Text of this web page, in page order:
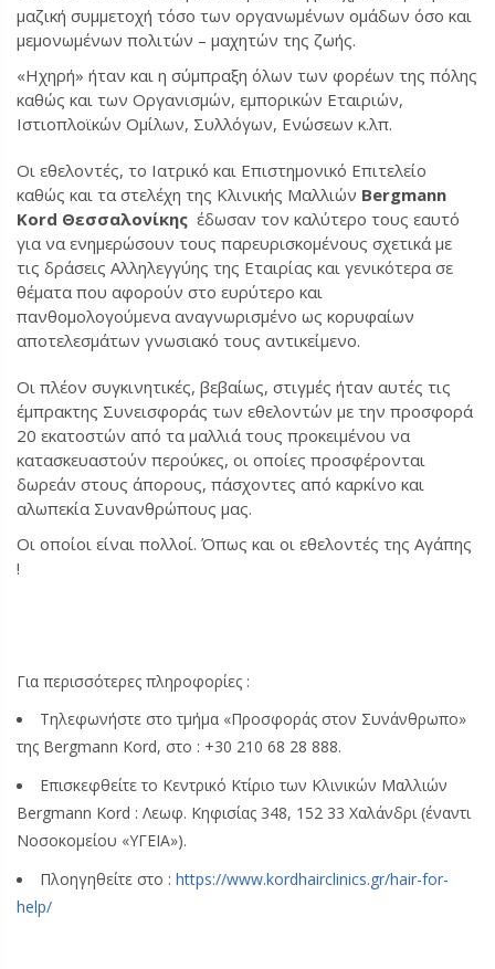
μαζική συμμετοχή τόσο των οργανωμένων ομάδων όσο και
μεμονωμένων πολιτών – μαχητών της ζωής.
«Ηχηρή» ήταν και η σύμπραξη όλων των φορέων της πόλης
καθώς και των Οργανισμών, εμπορικών Εταιριών,
Ιστιοπλοϊκών Ομίλων, Συλλόγων, Ενώσεων κ.λπ.
Οι εθελοντές, το Ιατρικό και Επιστημονικό Επιτελείο
καθώς και τα στελέχη της Κλινικής Μαλλιών Bergmann
Kord Θεσσαλονίκης έδωσαν τον καλύτερο τους εαυτό
για να ενημερώσουν τους παρευρισκομένους σχετικά με
τις δράσεις Αλληλεγγύης της Εταιρίας και γενικότερα σε
θέματα που αφορούν στο ευρύτερο και
πανθομολογούμενα αναγνωρισμένο ως κορυφαίων
αποτελεσμάτων γνωσιακό τους αντικείμενο.
Οι πλέον συγκινητικές, βεβαίως, στιγμές ήταν αυτές τις
έμπρακτης Συνεισφοράς των εθελοντών με την προσφορά
20 εκατοστών από τα μαλλιά τους προκειμένου να
κατασκευαστούν περούκες, οι οποίες προσφέρονται
δωρεάν στους άπορους, πάσχοντες από καρκίνο και
αλωπεκία Συνανθρώπους μας.
Οι οποίοι είναι πολλοί. Όπως και οι εθελοντές της Αγάπης
!
Για περισσότερες πληροφορίες :
Τηλεφωνήστε στο τμήμα «Προσφοράς στον Συνάνθρωπο»
της Bergmann Kord, στο : +30 210 68 28 888.
Επισκεφθείτε το Κεντρικό Κτίριο των Κλινικών Μαλλιών
Bergmann Kord : Λεωφ. Κηφισίας 348, 152 33 Χαλάνδρι (έναντι
Νοσοκομείου «ΥΓΕΙΑ»).
Πλοηγηθείτε στο : https://www.kordhairclinics.gr/hair-for-
help/